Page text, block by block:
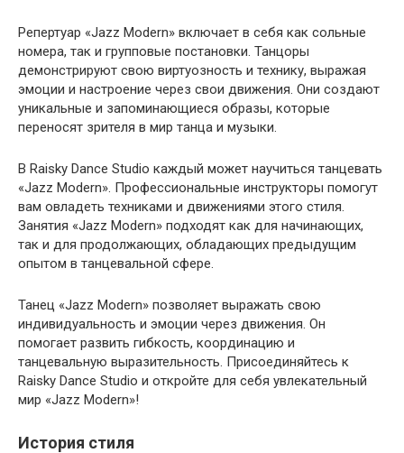
Репертуар «Jazz Modern» включает в себя как сольные
номера, так и групповые постановки. Танцоры
демонстрируют свою виртуозность и технику, выражая
эмоции и настроение через свои движения. Они создают
уникальные и запоминающиеся образы, которые
переносят зрителя в мир танца и музыки.
В Raisky Dance Studio каждый может научиться танцевать
«Jazz Modern». Профессиональные инструкторы помогут
вам овладеть техниками и движениями этого стиля.
Занятия «Jazz Modern» подходят как для начинающих,
так и для продолжающих, обладающих предыдущим
опытом в танцевальной сфере.
Танец «Jazz Modern» позволяет выражать свою
индивидуальность и эмоции через движения. Он
помогает развить гибкость, координацию и
танцевальную выразительность. Присоединяйтесь к
Raisky Dance Studio и откройте для себя увлекательный
мир «Jazz Modern»!
История стиля